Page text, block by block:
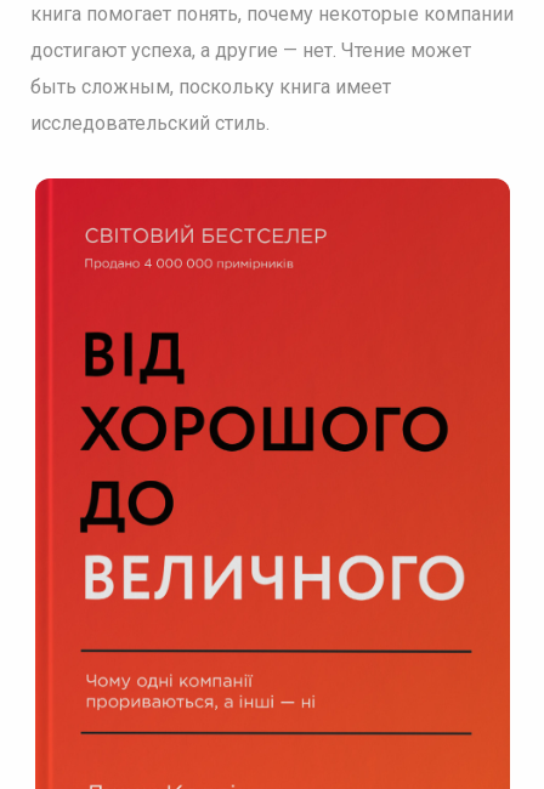
книга помогает понять, почему некоторые компании
достигают успеха, а другие — нет. Чтение может
быть сложным, поскольку книга имеет
исследовательский стиль.